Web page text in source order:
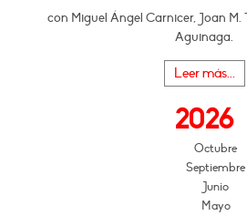
con Miguel Ángel Carnicer, Joan M.
Aguinaga.
Leer más...
2026
Octubre
Septiembre
Junio
Mayo